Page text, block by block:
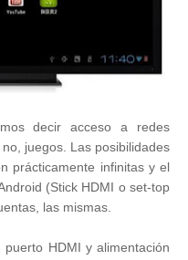
decir acceso a redes
juegos. Las posibilidades
prácticamente infinitas y el
(Stick HDMI o set-top
las mismas.
HDMI y alimentación